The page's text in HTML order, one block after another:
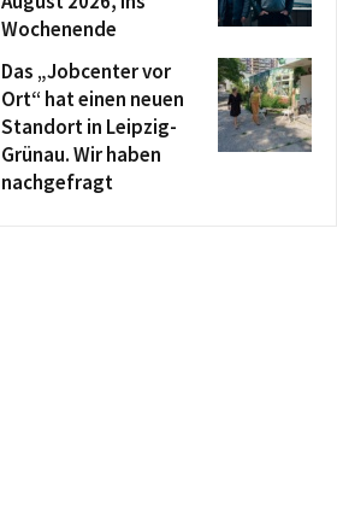
Wochenende
Das „Jobcenter vor
Ort“ hat einen neuen
Standort in Leipzig-
Grünau. Wir haben
nachgefragt